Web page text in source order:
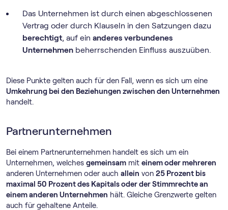
Das Unternehmen ist durch einen abgeschlossenen
Vertrag oder durch Klauseln in den Satzungen dazu
berechtigt, auf ein anderes verbundenes
Unternehmen beherrschenden Einfluss auszuüben.
Diese Punkte gelten auch für den Fall, wenn es sich um eine
Umkehrung bei den Beziehungen zwischen den Unternehmen
handelt.
Partnerunternehmen
Bei einem Partnerunternehmen handelt es sich um ein
Unternehmen, welches gemeinsam mit einem oder mehreren
anderen Unternehmen oder auch allein von 25 Prozent bis
maximal 50 Prozent des Kapitals oder der Stimmrechte an
einem anderen Unternehmen hält. Gleiche Grenzwerte gelten
auch für gehaltene Anteile.